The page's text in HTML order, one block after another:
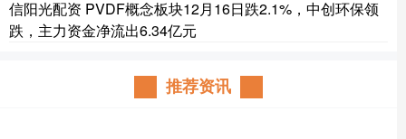
信阳光配资 PVDF概念板块12月16日跌2.1%，中创环保领
跌，主力资金净流出6.34亿元
推荐资讯